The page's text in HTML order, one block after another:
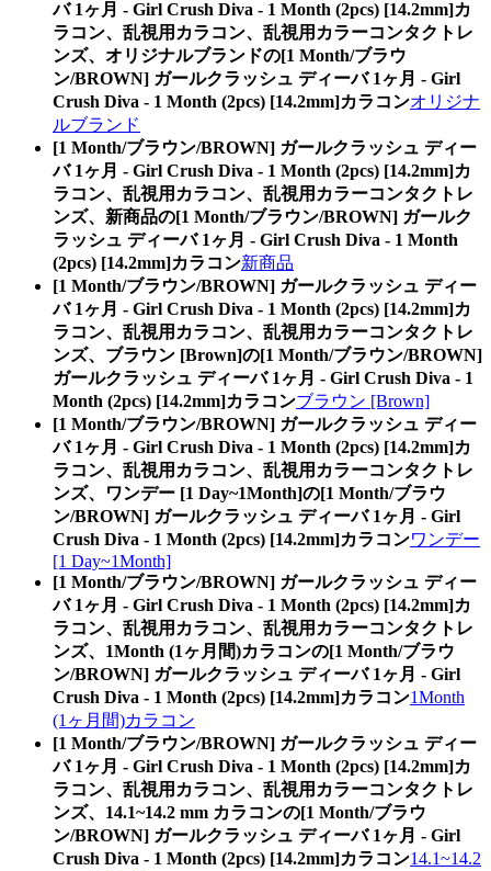
バ 1ヶ月 - Girl Crush Diva - 1 Month (2pcs) [14.2mm]カ
ラコン、乱視用カラコン、乱視用カラーコンタクトレ
ンズ、オリジナルブランドの[1 Month/ブラウ
ン/BROWN] ガールクラッシュ ディーバ 1ヶ月 - Girl
Crush Diva - 1 Month (2pcs) [14.2mm]カラコンオリジナ
ルブランド
[1 Month/ブラウン/BROWN] ガールクラッシュ ディー
バ 1ヶ月 - Girl Crush Diva - 1 Month (2pcs) [14.2mm]カ
ラコン、乱視用カラコン、乱視用カラーコンタクトレ
ンズ、新商品の[1 Month/ブラウン/BROWN] ガールク
ラッシュ ディーバ 1ヶ月 - Girl Crush Diva - 1 Month
(2pcs) [14.2mm]カラコン新商品
[1 Month/ブラウン/BROWN] ガールクラッシュ ディー
バ 1ヶ月 - Girl Crush Diva - 1 Month (2pcs) [14.2mm]カ
ラコン、乱視用カラコン、乱視用カラーコンタクトレ
ンズ、ブラウン [Brown]の[1 Month/ブラウン/BROWN]
ガールクラッシュ ディーバ 1ヶ月 - Girl Crush Diva - 1
Month (2pcs) [14.2mm]カラコンブラウン [Brown]
[1 Month/ブラウン/BROWN] ガールクラッシュ ディー
バ 1ヶ月 - Girl Crush Diva - 1 Month (2pcs) [14.2mm]カ
ラコン、乱視用カラコン、乱視用カラーコンタクトレ
ンズ、ワンデー [1 Day~1Month]の[1 Month/ブラウ
ン/BROWN] ガールクラッシュ ディーバ 1ヶ月 - Girl
Crush Diva - 1 Month (2pcs) [14.2mm]カラコンワンデー
[1 Day~1Month]
[1 Month/ブラウン/BROWN] ガールクラッシュ ディー
バ 1ヶ月 - Girl Crush Diva - 1 Month (2pcs) [14.2mm]カ
ラコン、乱視用カラコン、乱視用カラーコンタクトレ
ンズ、1Month (1ヶ月間)カラコンの[1 Month/ブラウ
ン/BROWN] ガールクラッシュ ディーバ 1ヶ月 - Girl
Crush Diva - 1 Month (2pcs) [14.2mm]カラコン1Month
(1ヶ月間)カラコン
[1 Month/ブラウン/BROWN] ガールクラッシュ ディー
バ 1ヶ月 - Girl Crush Diva - 1 Month (2pcs) [14.2mm]カ
ラコン、乱視用カラコン、乱視用カラーコンタクトレ
ンズ、14.1~14.2 mm カラコンの[1 Month/ブラウ
ン/BROWN] ガールクラッシュ ディーバ 1ヶ月 - Girl
Crush Diva - 1 Month (2pcs) [14.2mm]カラコン14.1~14.2